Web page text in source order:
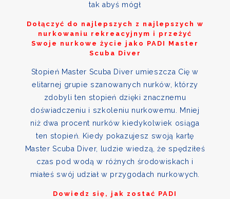
tak abyś mógł
Dołączyć do najlepszych z najlepszych w
nurkowaniu rekreacyjnym i przeżyć
Swoje nurkowe życie jako PADI Master
Scuba Diver
Stopień Master Scuba Diver umieszcza Cię w
elitarnej grupie szanowanych nurków, którzy
zdobyli ten stopień dzięki znacznemu
doświadczeniu i szkoleniu nurkowemu. Mniej
niż dwa procent nurków kiedykolwiek osiąga
ten stopień. Kiedy pokazujesz swoją kartę
Master Scuba Diver, ludzie wiedzą, że spędziłeś
czas pod wodą w różnych środowiskach i
miałeś swój udział w przygodach nurkowych.
Dowiedz się, jak zostać PADI